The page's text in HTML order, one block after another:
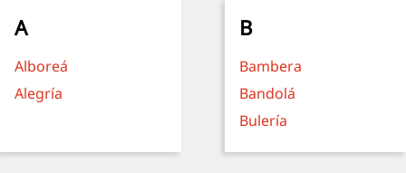
A
Alboreá
Alegría
B
Bambera
Bandolá
Bulería